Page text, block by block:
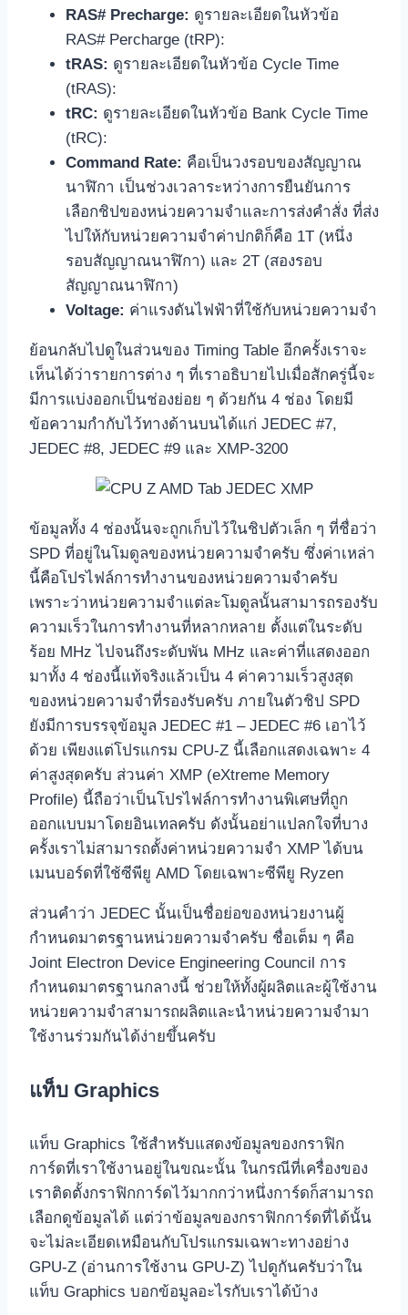
RAS# Precharge: ดูรายละเอียดในหัวข้อ
RAS# Percharge (tRP):
tRAS: ดูรายละเอียดในหัวข้อ Cycle Time
(tRAS):
tRC: ดูรายละเอียดในหัวข้อ Bank Cycle Time
(tRC):
Command Rate: คือเป็นวงรอบของสัญญาณ
นาฬิกา เป็นช่วงเวลาระหว่างการยืนยันการ
เลือกชิปของหน่วยความจำและการส่งคำสั่ง ที่ส่ง
ไปให้กับหน่วยความจำค่าปกติก็คือ 1T (หนึ่ง
รอบสัญญาณนาฬิกา) และ 2T (สองรอบ
สัญญาณนาฬิกา)
Voltage: ค่าแรงดันไฟฟ้าที่ใช้กับหน่วยความจำ
ย้อนกลับไปดูในส่วนของ Timing Table อีกครั้งเราจะ
เห็นได้ว่ารายการต่าง ๆ ที่เราอธิบายไปเมื่อสักครู่นี้จะ
มีการแบ่งออกเป็นช่องย่อย ๆ ด้วยกัน 4 ช่อง โดยมี
ข้อความกำกับไว้ทางด้านบนได้แก่ JEDEC #7,
JEDEC #8, JEDEC #9 และ XMP-3200
ข้อมูลทั้ง 4 ช่องนั้นจะถูกเก็บไว้ในชิปตัวเล็ก ๆ ที่ชื่อว่า
SPD ที่อยู่ในโมดูลของหน่วยความจำครับ ซึ่งค่าเหล่า
นี้คือโปรไฟล์การทำงานของหน่วยความจำครับ
เพราะว่าหน่วยความจำแต่ละโมดูลนั้นสามารถรองรับ
ความเร็วในการทำงานที่หลากหลาย ตั้งแต่ในระดับ
ร้อย MHz ไปจนถึงระดับพัน MHz และค่าที่แสดงออก
มาทั้ง 4 ช่องนี้แท้จริงแล้วเป็น 4 ค่าความเร็วสูงสุด
ของหน่วยความจำที่รองรับครับ ภายในตัวชิป SPD
ยังมีการบรรจุข้อมูล JEDEC #1 – JEDEC #6 เอาไว้
ด้วย เพียงแต่โปรแกรม CPU-Z นี้เลือกแสดงเฉพาะ 4
ค่าสูงสุดครับ ส่วนค่า XMP (eXtreme Memory
Profile) นี้ถือว่าเป็นโปรไฟล์การทำงานพิเศษที่ถูก
ออกแบบมาโดยอินเทลครับ ดังนั้นอย่าแปลกใจที่บาง
ครั้งเราไม่สามารถตั้งค่าหน่วยความจำ XMP ได้บน
เมนบอร์ดที่ใช้ซีพียู AMD โดยเฉพาะซีพียู Ryzen
ส่วนคำว่า JEDEC นั้นเป็นชื่อย่อของหน่วยงานผู้
กำหนดมาตรฐานหน่วยความจำครับ ชื่อเต็ม ๆ คือ
Joint Electron Device Engineering Council การ
กำหนดมาตรฐานกลางนี้ ช่วยให้ทั้งผู้ผลิตและผู้ใช้งาน
หน่วยความจำสามารถผลิตและนำหน่วยความจำมา
ใช้งานร่วมกันได้ง่ายขึ้นครับ
แท็บ Graphics
แท็บ Graphics ใช้สำหรับแสดงข้อมูลของกราฟิก
การ์ดที่เราใช้งานอยู่ในขณะนั้น ในกรณีที่เครื่องของ
เราติดตั้งกราฟิกการ์ดไว้มากกว่าหนึ่งการ์ดก็สามารถ
เลือกดูข้อมูลได้ แต่ว่าข้อมูลของกราฟิกการ์ดที่ได้นั้น
จะไม่ละเอียดเหมือนกับโปรแกรมเฉพาะทางอย่าง
GPU-Z (อ่านการใช้งาน GPU-Z) ไปดูกันครับว่าใน
แท็บ Graphics บอกข้อมูลอะไรกับเราได้บ้าง